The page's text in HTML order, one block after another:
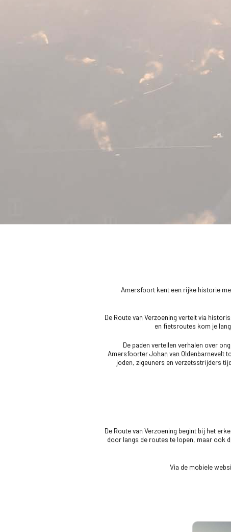
Amersfoort kent een rijke historie
De Route van Verzoening vertelt via
en fietsroutes kom je
De paden vertellen verhalen over
Amersfoorter Johan van Oldenbarnevelt
joden, zigeuners en verzetsstrijders
De Route van Verzoening begint bij het
door langs de routes te lopen, maar ook
Via de mobiele